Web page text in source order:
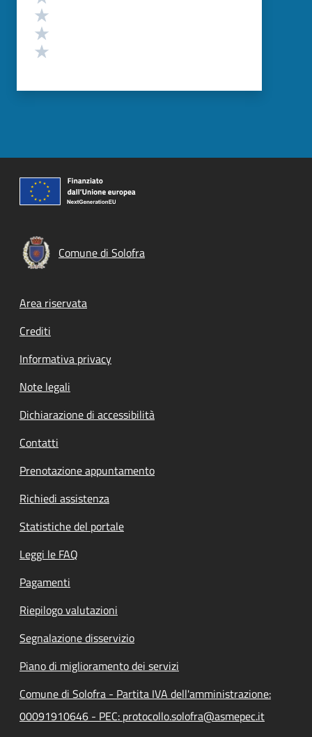
Comune di Solofra
Footer menu
Area riservata
Crediti
Informativa privacy
Note legali
Dichiarazione di accessibilità
Contatti
Prenotazione appuntamento
Richiedi assistenza
Statistiche del portale
Leggi le FAQ
Pagamenti
Riepilogo valutazioni
Segnalazione disservizio
Piano di miglioramento dei servizi
Comune di Solofra - Partita IVA dell'amministrazione:
00091910646 - PEC: protocollo.solofra@asmepec.it